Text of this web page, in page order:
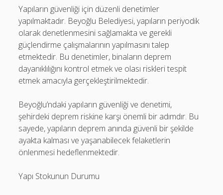
Yapıların güvenliği için düzenli denetimler
yapılmaktadır. Beyoğlu Belediyesi, yapıların periyodik
olarak denetlenmesini sağlamakta ve gerekli
güçlendirme çalışmalarının yapılmasını talep
etmektedir. Bu denetimler, binaların deprem
dayanıklılığını kontrol etmek ve olası riskleri tespit
etmek amacıyla gerçekleştirilmektedir.
Beyoğlu’ndaki yapıların güvenliği ve denetimi,
şehirdeki deprem riskine karşı önemli bir adımdır. Bu
sayede, yapıların deprem anında güvenli bir şekilde
ayakta kalması ve yaşanabilecek felaketlerin
önlenmesi hedeflenmektedir.
Yapı Stokunun Durumu